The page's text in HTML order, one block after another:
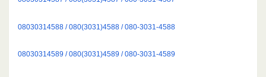
08030314588 / 080(3031)4588 / 080-3031-4588
08030314589 / 080(3031)4589 / 080-3031-4589